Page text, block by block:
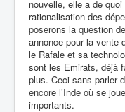
nouvelle, elle a de
rationalisation des
poserons la question
annonce pour la vente
le Rafale et sa
sont les Emirats, déjà
plus. Ceci sans parler
encore l’Inde où se
importants.